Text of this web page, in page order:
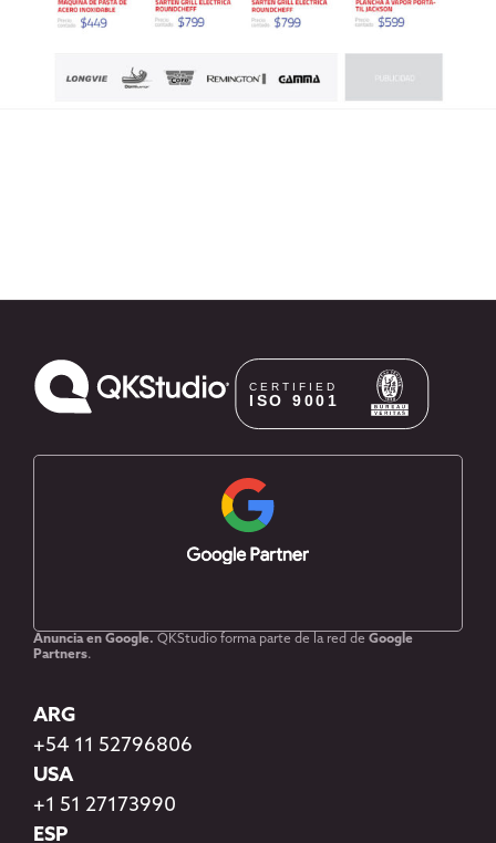
Anuncia en Google. QKStudio forma parte de la red de Google
Partners.
ARG
+54 11 52796806
USA
+1 51 27173990
ESP